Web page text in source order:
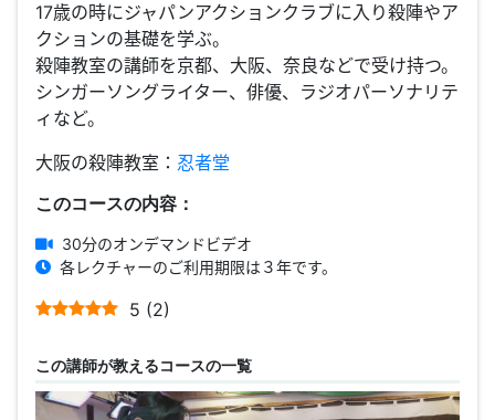
17歳の時にジャパンアクションクラブに入り殺陣やア
クションの基礎を学ぶ。
殺陣教室の講師を京都、大阪、奈良などで受け持つ。
シンガーソングライター、俳優、ラジオパーソナリテ
ィなど。
大阪の殺陣教室： 忍者堂
このコースの内容：
30分のオンデマンドビデオ
各レクチャーのご利用期限は３年です。
5 (2)
この講師が教えるコースの一覧